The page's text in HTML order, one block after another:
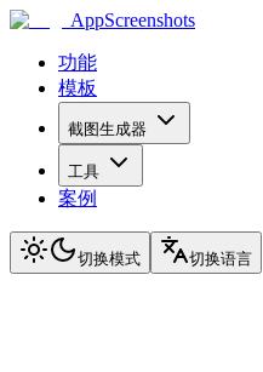
AppScreenshots
功能
模板
截图生成器
工具
案例
切换模式 切换语言